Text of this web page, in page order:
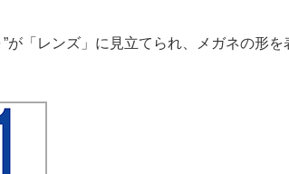
が「レンズ」に見立てられ、メガネの形